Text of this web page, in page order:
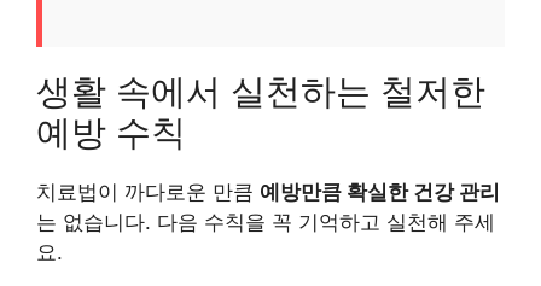
생활 속에서 실천하는 철저한
예방 수칙
치료법이 까다로운 만큼 예방만큼 확실한 건강 관리
는 없습니다. 다음 수칙을 꼭 기억하고 실천해 주세
요.